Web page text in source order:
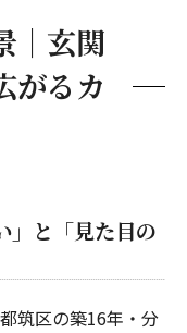
｜玄関
がるカ
」と「見た目の
筑区の築16年・分